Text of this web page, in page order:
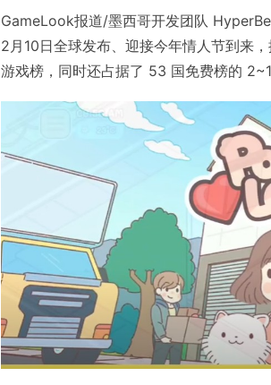
GameLook报道/墨西哥开发团队
2月10日全球发布、迎接今年情人节到来
游戏榜，同时还占据了 53 国免费榜的